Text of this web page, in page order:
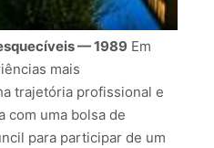
— 1989 Em
mais
trajetória profissional e
com uma bolsa de
para participar de um